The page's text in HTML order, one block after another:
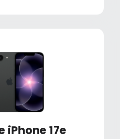
iPhone 17e